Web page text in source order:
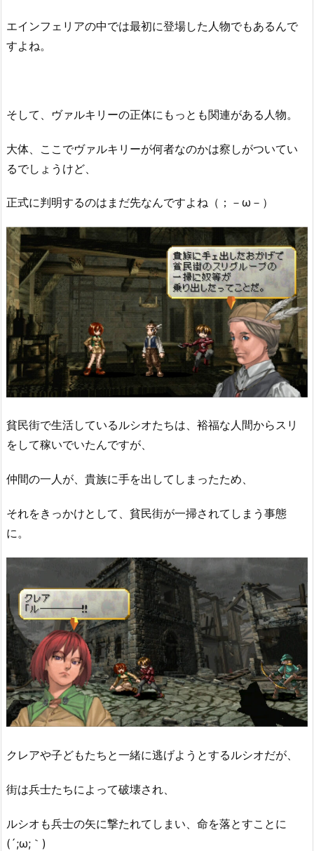
エインフェリアの中では最初に登場した人物でもあるんで
すよね。
そして、ヴァルキリーの正体にもっとも関連がある人物。
大体、ここでヴァルキリーが何者なのかは察しがついてい
るでしょうけど、
正式に判明するのはまだ先なんですよね（；－ω－）
貧民街で生活しているルシオたちは、裕福な人間からスリ
をして稼いでいたんですが、
仲間の一人が、貴族に手を出してしまったため、
それをきっかけとして、貧民街が一掃されてしまう事態
に。
クレアや子どもたちと一緒に逃げようとするルシオだが、
街は兵士たちによって破壊され、
ルシオも兵士の矢に撃たれてしまい、命を落とすことに
(´;ω;｀)